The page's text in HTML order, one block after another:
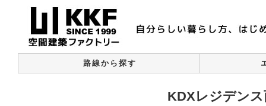
路線から探す
KDXレジデン